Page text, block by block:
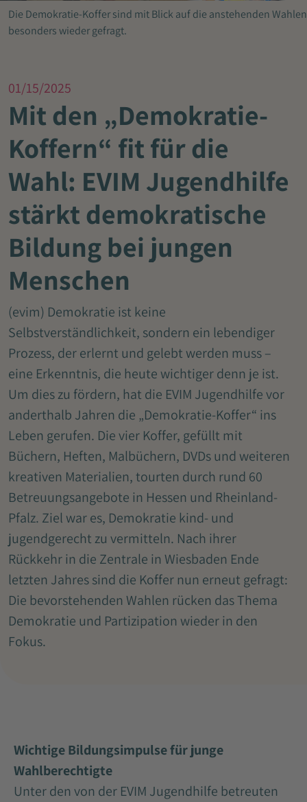
Die Demokratie-Koffer sind mit Blick auf die anstehenden Wahlen
besonders wieder gefragt.
01/15/2025
Mit den „Demokratie-
Koffern“ fit für die
Wahl: EVIM Jugendhilfe
stärkt demokratische
Bildung bei jungen
Menschen
(evim) Demokratie ist keine
Selbstverständlichkeit, sondern ein lebendiger
Prozess, der erlernt und gelebt werden muss –
eine Erkenntnis, die heute wichtiger denn je ist.
Um dies zu fördern, hat die EVIM Jugendhilfe vor
anderthalb Jahren die „Demokratie-Koffer“ ins
Leben gerufen. Die vier Koffer, gefüllt mit
Büchern, Heften, Malbüchern, DVDs und weiteren
kreativen Materialien, tourten durch rund 60
Betreuungsangebote in Hessen und Rheinland-
Pfalz. Ziel war es, Demokratie kind- und
jugendgerecht zu vermitteln. Nach ihrer
Rückkehr in die Zentrale in Wiesbaden Ende
letzten Jahres sind die Koffer nun erneut gefragt:
Die bevorstehenden Wahlen rücken das Thema
Demokratie und Partizipation wieder in den
Fokus.
Wichtige Bildungsimpulse für junge
Wahlberechtigte
Unter den von der EVIM Jugendhilfe betreuten